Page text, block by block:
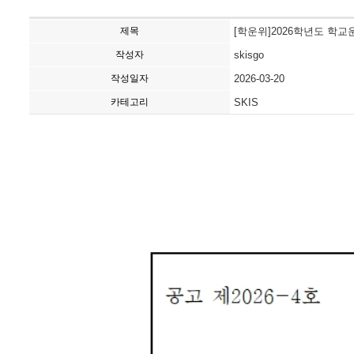
제목 [학운위]2026학년도 학교
작성자 skisgo
작성일자 2026-03-20
카테고리 SKIS